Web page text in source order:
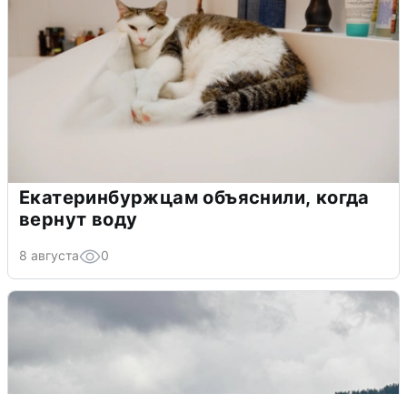
Екатеринбуржцам объяснили, когда
вернут воду
8 августа 0